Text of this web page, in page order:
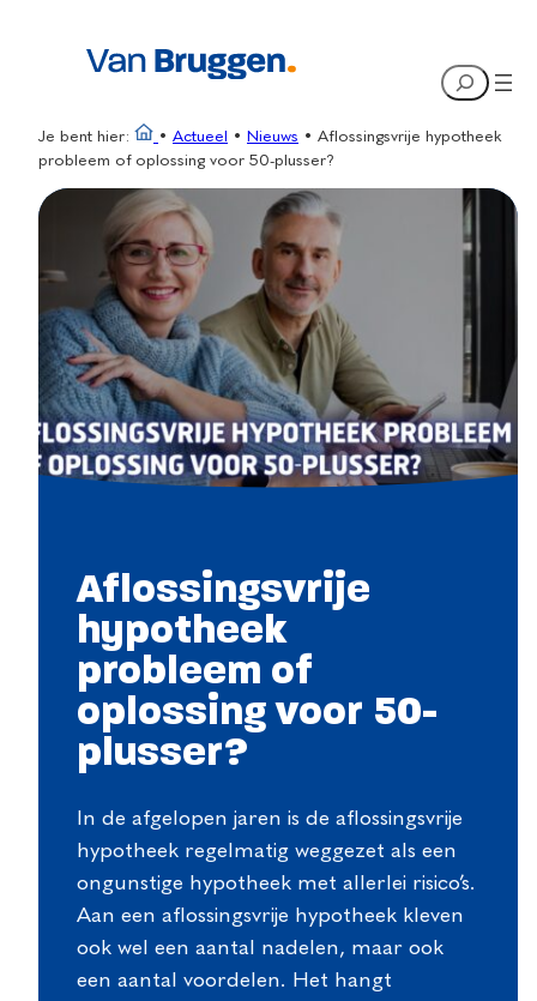
Search
Je bent hier: • Actueel • Nieuws • Aflossingsvrije hypotheek
probleem of oplossing voor 50-plusser?
Aflossingsvrije
hypotheek
probleem of
oplossing voor 50-
plusser?
In de afgelopen jaren is de aflossingsvrije
hypotheek regelmatig weggezet als een
ongunstige hypotheek met allerlei risico’s.
Aan een aflossingsvrije hypotheek kleven
ook wel een aantal nadelen, maar ook
een aantal voordelen. Het hangt